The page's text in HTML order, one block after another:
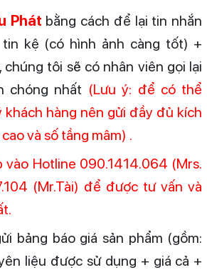
Phát bằng cách để lại tin nhắn
tin kệ (có hình ảnh càng tốt) +
chúng tôi sẽ có nhân viên gọi lại
chóng nhất (Lưu ý: để có thể
khách hàng nên gửi đầy đủ kích
và số tầng mâm) .
vào Hotline 090.1414.064 (Mrs.
(Mr.Tài) để được tư vấn và
bảng báo giá sản phẩm (gồm:
liệu được sử dụng + giá cả +